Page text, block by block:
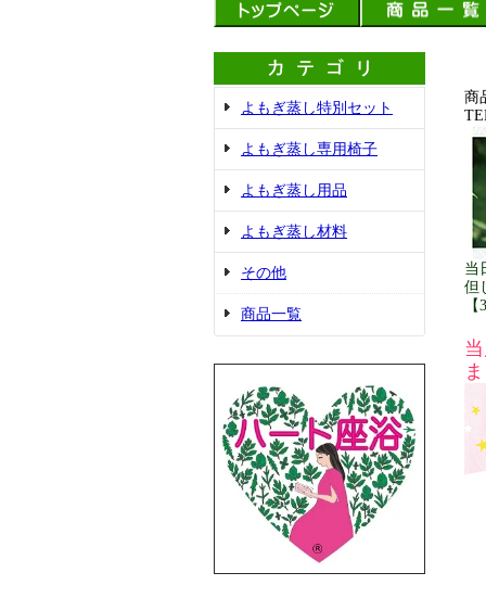
よもぎ蒸し特別セット
よもぎ蒸し専用椅子
よもぎ蒸し用品
よもぎ蒸し材料
その他
商品一覧
商
当
但